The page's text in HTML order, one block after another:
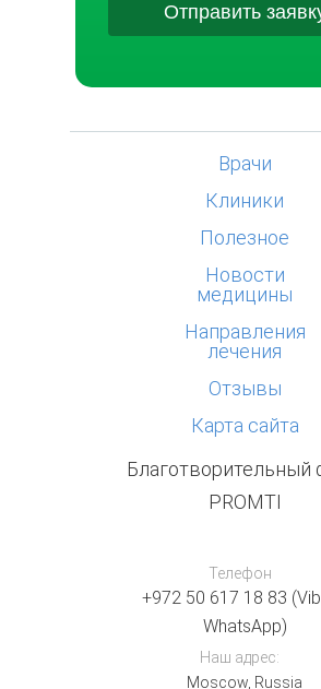
Отправить
Телефон
+972 50 617 18 83
WhatsApp)
Наш адрес:
Moscow, Russia
Врачи
Клиники
Полезное
Новости
медицины
Направления
лечения
Отзывы
Карта сайта
Благотворительный
PROMTI